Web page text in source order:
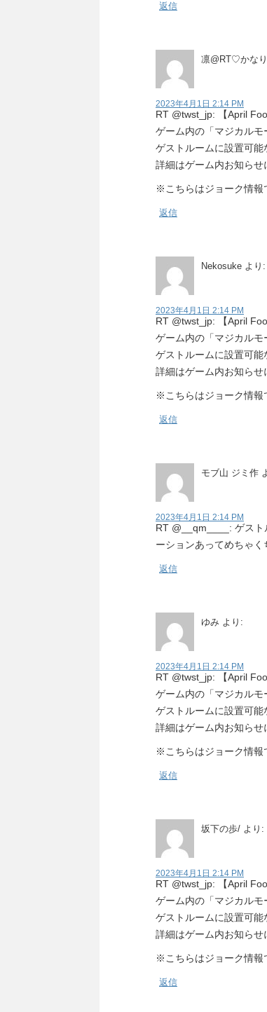
返信
凛@RT♡かな
2023年4月1日 2:14 PM
RT @twst_jp: 【April
ゲーム内の「マジカルモ
ゲストルームに設置可能
詳細はゲーム内お知らせ
※こちらはジョーク情報
返信
Nekosuke より:
2023年4月1日 2:14 PM
RT @twst_jp: 【April
ゲーム内の「マジカルモ
ゲストルームに設置可能
詳細はゲーム内お知らせ
※こちらはジョーク情報
返信
モブ山 ジミ作
2023年4月1日 2:14 PM
RT @__qm____: ゲス
ーションあってめちゃく
返信
ゆみ より:
2023年4月1日 2:14 PM
RT @twst_jp: 【April
ゲーム内の「マジカルモ
ゲストルームに設置可能
詳細はゲーム内お知らせ
※こちらはジョーク情報
返信
坂下の歩/ より:
2023年4月1日 2:14 PM
RT @twst_jp: 【April
ゲーム内の「マジカルモ
ゲストルームに設置可能
詳細はゲーム内お知らせ
※こちらはジョーク情報
返信